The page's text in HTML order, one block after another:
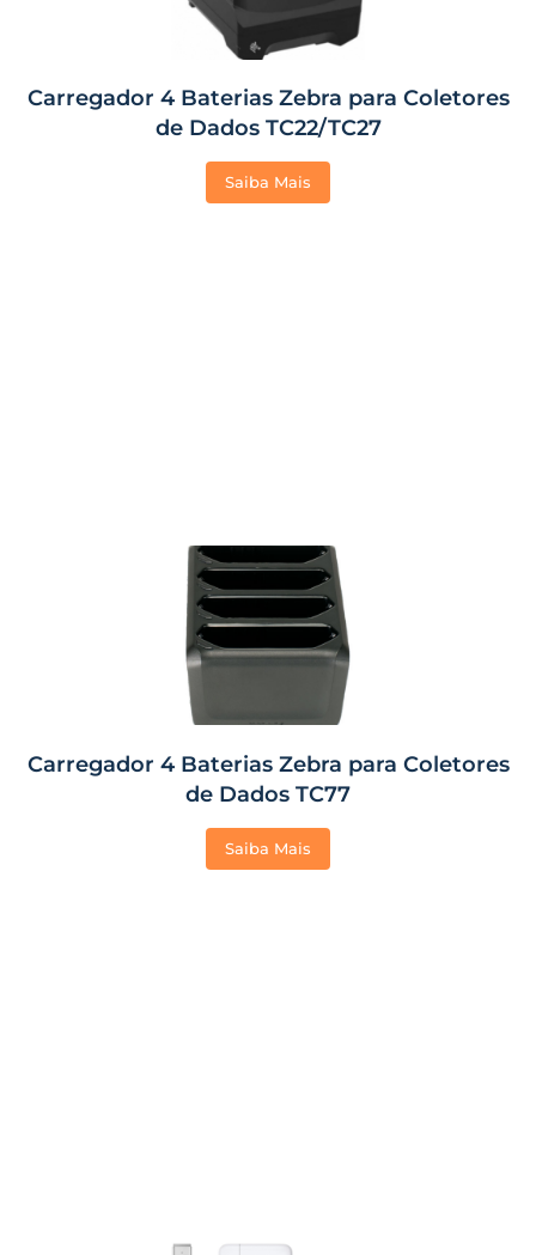
Carregador 4 Baterias Zebra para Coletores
de Dados TC22/TC27
Saiba Mais
Carregador 4 Baterias Zebra para Coletores
de Dados TC77
Saiba Mais